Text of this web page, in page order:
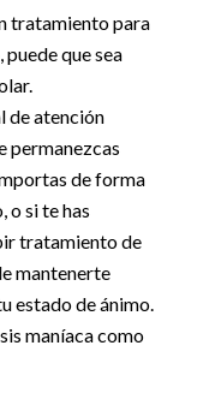
tratamiento para
que sea
de atención
permanezcas
de forma
o si te has
tratamiento de
mantenerte
estado de ánimo.
maníaca como